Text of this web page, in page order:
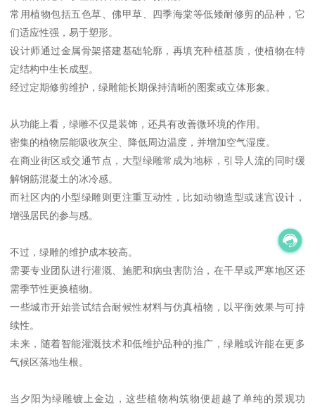
常用植物包括五色草、佛甲草、四季海棠等低矮耐修剪的品种，它
们适应性强，易于塑形。
设计师通过金属骨架搭建基础轮廓，再填充种植基质，使植物在特
定结构中生长成型。
经过定期修剪维护，绿雕能长期保持清晰的图案或立体形象。
从功能上看，绿雕不仅是装饰，还具有改善微环境的作用。
密集的植物层能吸收灰尘、降低周边温度，并增加空气湿度。
在商业街区或交通节点，大型绿雕常成为地标，引导人流的同时缓
解钢筋混凝土的冰冷感。
而社区内的小型绿雕则更注重互动性，比如动物造型或迷宫设计，
增强居民的参与感。
不过，绿雕的维护成本较高。
需要专业团队进行灌溉、施肥和病虫害防治，在干旱或严寒地区还
需季节性更换植物。
一些城市开始尝试结合耐候性材料与仿真植物，以平衡效果与可持
续性。
未来，随着智能灌溉技术和低维护品种的推广，绿雕或许能在更多
气候区落地生根。
当夕阳为绿雕镀上金边，这些植物构筑物便超越了单纯的景观功